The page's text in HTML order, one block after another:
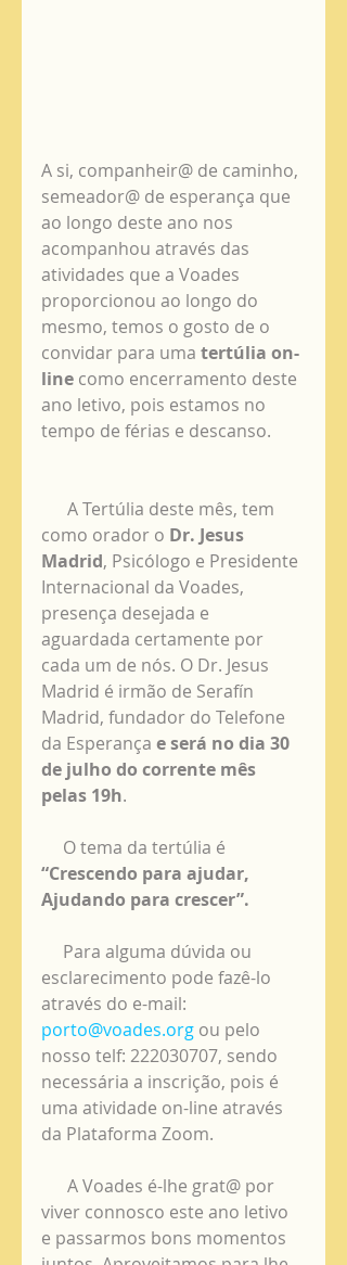
A si, companheir@ de caminho,
semeador@ de esperança que
ao longo deste ano nos
acompanhou através das
atividades que a Voades
proporcionou ao longo do
mesmo, temos o gosto de o
convidar para uma tertúlia on-
line como encerramento deste
ano letivo, pois estamos no
tempo de férias e descanso.
como orador o Dr. Jesus
Madrid, Psicólogo e Presidente
Internacional da Voades,
presença desejada e
aguardada certamente por
cada um de nós. O Dr. Jesus
Madrid é irmão de Serafín
Madrid, fundador do Telefone
da Esperança e será no dia 30
de julho do corrente mês
pelas 19h.
     O tema da tertúlia é
“Crescendo para ajudar,
Ajudando para crescer”.
esclarecimento pode fazê-lo
através do e-mail:
porto@voades.org ou pelo
nosso telf: 222030707, sendo
necessária a inscrição, pois é
uma atividade on-line através
da Plataforma Zoom.
viver connosco este ano letivo
e passarmos bons momentos